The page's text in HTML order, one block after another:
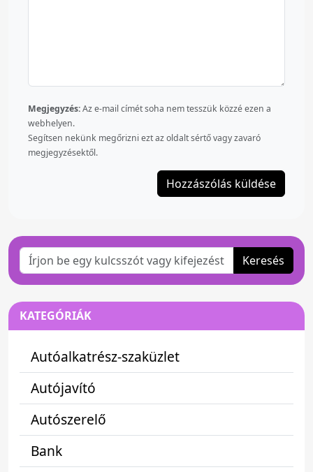
Megjegyzés:Az e-mail címét soha nem tesszük közzé ezen a
webhelyen.
Segítsen nekünk megőrizni ezt az oldalt sértő vagy zavaró
megjegyzésektől.
Keresés
KATEGÓRIÁK
Autóalkatrész-szaküzlet
Autójavító
Autószerelő
Bank